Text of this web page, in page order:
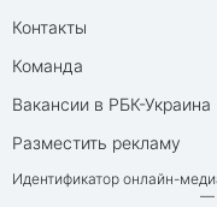
Контакты
Команда
Вакансии в РБК-Украина
Разместить рекламу
Идентификатор онлайн-
—